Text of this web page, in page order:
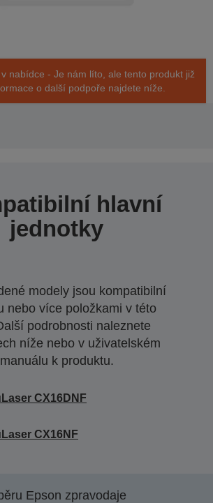
nabídce - Je nám líto, ale tento produkt již
o další podpoře najdete níže.
hlavní
jednotky
modely jsou kompatibilní
nebo více položkami v této
podrobnosti naleznete
níže nebo v uživatelském
manuálu k produktu.
CX16DNF
CX16NF
Epson zpravodaje